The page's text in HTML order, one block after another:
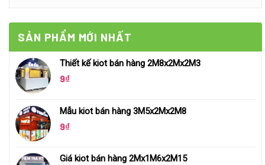
SẢN PHẨM MỚI NHẤT
Thiết kế kiot bán hàng 2M8x2Mx2M3
9₫
Mẫu kiot bán hàng 3M5x2Mx2M8
9₫
Giá kiot bán hàng 2Mx1M6x2M15